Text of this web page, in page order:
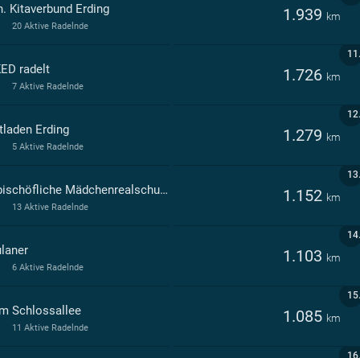
Kitaverbund Erding 1.939 km
20 Aktive Radelnde
11.
radelt 1.726 km
7 Aktive Radelnde
12.
Erding 1.279 km
5 Aktive Radelnde
13.
Erzbischöfliche Mädchenrealschule Heilig Blut Erding 1.152 km
13 Aktive Radelnde
14.
1.103 km
6 Aktive Radelnde
15.
Schlossallee 1.085 km
11 Aktive Radelnde
16.